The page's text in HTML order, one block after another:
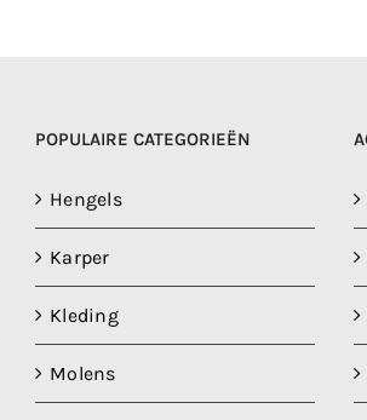
POPULAIRE CATEGORIEËN
Hengels
Karper
Kleding
Molens